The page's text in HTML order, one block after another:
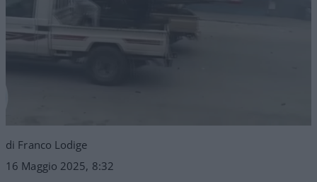
di Franco Lodige
16 Maggio 2025, 8:32